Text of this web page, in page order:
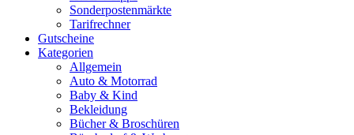
Sonderpostenmärkte
Tarifrechner
Gutscheine
Kategorien
Allgemein
Auto & Motorrad
Baby & Kind
Bekleidung
Bücher & Broschüren